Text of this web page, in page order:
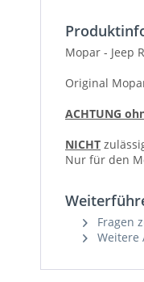
Mopar - Jeep
Original
ACHTUNG
NICHT
Nur für den
Fragen
Weitere